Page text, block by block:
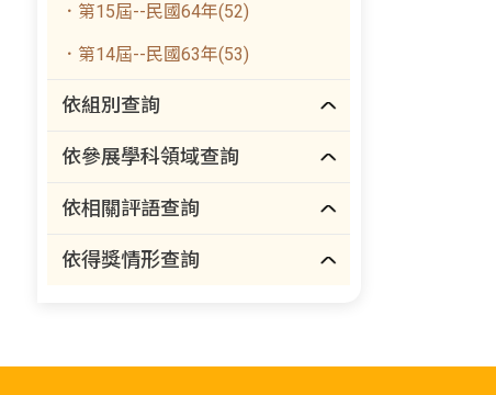
．第15屆--民國64年(52)
．第14屆--民國63年(53)
依組別查詢
依參展學科領域查詢
依相關評語查詢
依得獎情形查詢